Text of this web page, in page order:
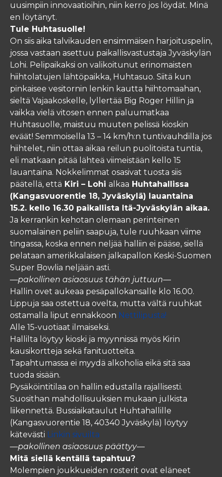
uusimpiin innovaatioihin, niin kerro jos löydät. Minä
en löytänyt.
Tule Huhtasuolle!
On siis aika talvikauden ensimmäisen harjoituspelin,
jossa vastaan asettuu paikallisvastustaja Jyväskylän
Lohi. Pelipaikaksi on valikoitunut erinomaisten
hiihtolatujen lähtöpaikka, Huhtasuo. Siitä kun
pinkaisee vesitornin lenkin kautta hiihtomaahan,
sieltä Vajaakoskelle, lyllertää Big Roger Hillin ja
vaikka vielä vitosen ennen paluumatkaa
Huhtasuolle, maistuu muuten pelissä kioskin
eväät! Semmoisella 13 – 14 km/h:n tuntivauhdilla jos
hiihtelet, niin ottaa aikaa reilun puolitoista tuntia,
eli matkaan pitää lähteä viimeistään kello 15
lauantaina. Nokkelimmat osasivat tuosta siis
päätellä, että Kiri – Lohi alkaa Huhtahallissa
(Kangasvuorentie 18, Jyväskylä) lauantaina
15.2. kello 16.30 paikallista Itä-Jyväskylän aikaa.
Ja kerrankin kehotan olemaan perinteinen
suomalainen peliin saapuja, tule ruuhkaan viime
tingassa, koska ennen neljää halliin ei pääse, siellä
pelataan amerikkalaisen jalkapallon Keski-Suomen
Super Bowlia neljään asti.
—pakollinen asiaosuus tähän juttuun—
Hallin ovet aukeaa pesäpallokansalle klo 16.00.
Lippuja saa ostettua ovelta, mutta vältä ruuhkat
ostamalla liput ennakkoon Nettilipusta!
Alle 15-vuotiaat ilmaiseksi.
Hallilta löytyy kioski ja myynnissä myös Kirin
kausikortteja sekä fanituotteita.
Tapahtumassa ei myydä alkoholia eikä sitä saa
tuoda sisään.
Pysäköintitilaa on hallin edustalla rajallisesti.
Suosithan mahdollisuuksien mukaan julkista
liikennettä. Bussiaikataulut Huhtahallille
(Kangasvuorentie 18, 40340 Jyväskylä) löytyy
kätevästi Linkin sivuilta
—pakollinen asiaosuus päättyy—
Mitä siellä kentällä tapahtuu?
Molempien joukkueiden rosterit ovat eläneet